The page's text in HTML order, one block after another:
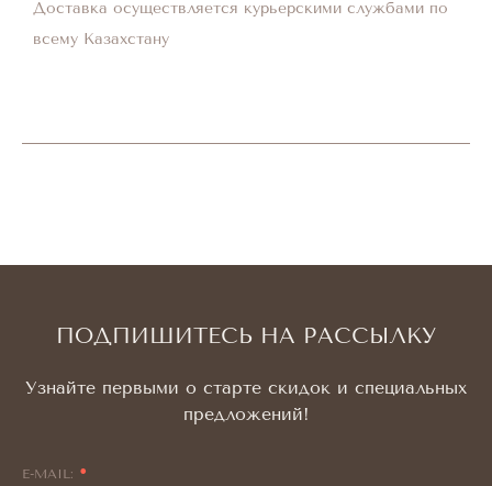
Доставка осуществляется курьерскими службами по
всему Казахстану
ПОДПИШИТЕСЬ НА РАССЫЛКУ
Узнайте первыми о старте скидок и специальных
предложений!
E-MAIL: